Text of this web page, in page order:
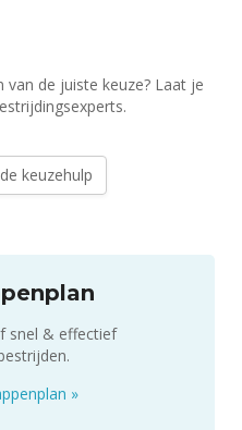
de juiste keuze? Laat je
keuzehulp
snel & effectief
»